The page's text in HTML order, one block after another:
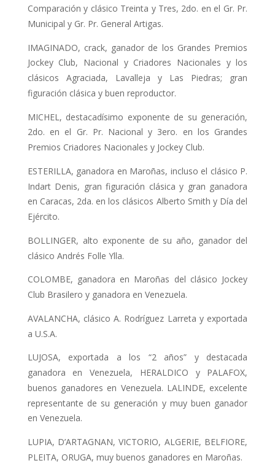
Comparación y clásico Treinta y Tres, 2do. en el Gr. Pr.
Municipal y Gr. Pr. General Artigas.
IMAGINADO, crack, ganador de los Grandes Premios
Jockey Club, Nacio­nal y Criadores Nacionales y los
clási­cos Agraciada, Lavalleja y Las Piedras; gran
figuración clásica y buen repro­ductor.
MICHEL, destacadísimo exponente de su generación,
2do. en el Gr. Pr. Nacional y 3ero. en los Grandes
Premios Criadores Nacionales y Jockey Club.
ESTERILLA, ganadora en Maroñas, in­cluso el clásico P.
Indart Denis, gran figuración clásica y gran ganadora
en Caracas, 2da. en los clásicos Alberto Smith y Día del
Ejército.
BOLLINGER, alto exponente de su año, ganador del
clásico Andrés Folle Ylla.
COLOMBE, ganadora en Maroñas del clásico Jockey
Club Brasilero y ganado­ra en Venezuela.
AVALANCHA, clásico A. Rodríguez Larreta y exportada
a U.S.A.
LUJOSA, exportada a los “2 años” y destacada
ganadora en Venezuela, HERALDICO y PALAFOX,
buenos ganado­res en Venezuela. LALINDE, excelente
representante de su generación y muy buen ganador
en Venezuela.
LUPIA, D’ARTAGNAN, VICTORIO, ALGERIE, BELFIORE,
PLEITA, ORUGA, muy buenos ganadores en Maroñas.